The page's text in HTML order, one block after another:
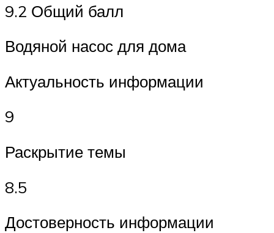
9.2 Общий балл
Водяной насос для дома
Актуальность информации
9
Раскрытие темы
8.5
Достоверность информации